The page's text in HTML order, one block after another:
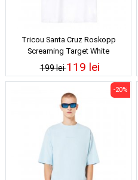
Tricou Santa Cruz Roskopp
Screaming Target White
199 lei119 lei
-20%